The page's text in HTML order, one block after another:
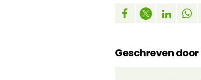
Geschreven door